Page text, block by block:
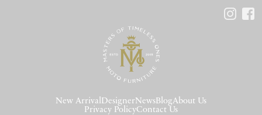
New Arrival DesignerNews BlogAbout Us
Privacy PolicyContact Us